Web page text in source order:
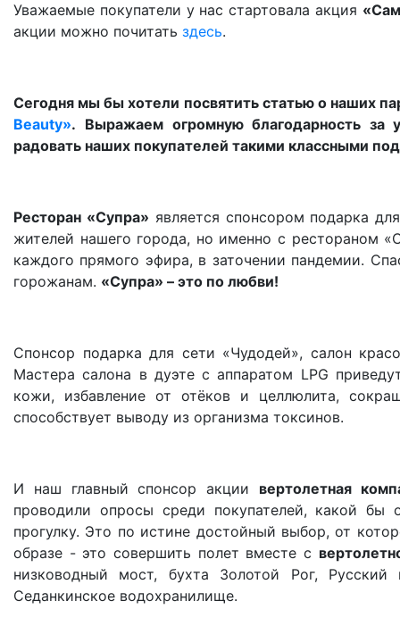
Уважаемые покупатели у нас стартовала акция
акции можно почитать здесь.
Сегодня мы бы хотели посвятить статью о наших
Beauty». Выражаем огромную благодарность за
радовать наших покупателей такими классными
Ресторан «Супра» является спонсором подарка
жителей нашего города, но именно с рестораном
каждого прямого эфира, в заточении пандемии.
горожанам. «Супра» – это по любви!
Спонсор подарка для сети «Чудодей», салон
Мастера салона в дуэте с аппаратом LPG
кожи, избавление от отёков и целлюлита,
способствует выводу из организма токсинов.
И наш главный спонсор акции вертолетная
проводили опросы среди покупателей, какой бы
прогулку. Это по истине достойный выбор, от
образе - это совершить полет вместе с
низководный мост, бухта Золотой Рог,
Седанкинское водохранилище.